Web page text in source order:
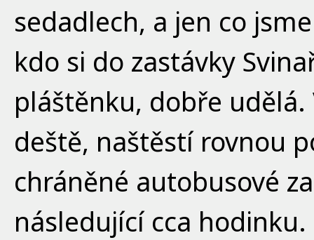
sedadlech, a jen co
kdo si do zastávky
pláštěnku, dobře
deště, naštěstí rovnou
chráněné autobusové
následující cca